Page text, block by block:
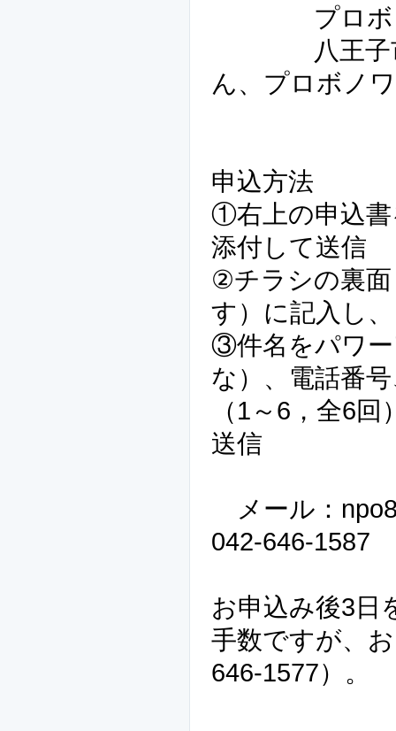
プロボノワ
八王子市市
ん、プロボノ
申込方法
①右上の申込書
添付して送信
②チラシの裏面
す）に記入し
③件名をパワー
な）、電話番
（1～6，全6
送信
メール：
042-646-1587
お申込み後3日
手数ですが、
646-1577）。